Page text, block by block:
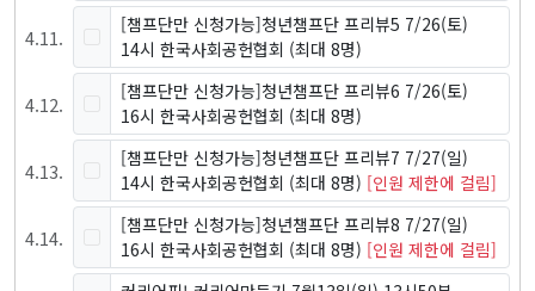
4.11.
[챔프단만 신청가능]청년챔프단 프리뷰5 7/26(토)
14시 한국사회공헌협회 (최대 8명)
4.12.
[챔프단만 신청가능]청년챔프단 프리뷰6 7/26(토)
16시 한국사회공헌협회 (최대 8명)
4.13.
[챔프단만 신청가능]청년챔프단 프리뷰7 7/27(일)
14시 한국사회공헌협회 (최대 8명) [인원 제한에 걸림]
4.14.
[챔프단만 신청가능]청년챔프단 프리뷰8 7/27(일)
16시 한국사회공헌협회 (최대 8명) [인원 제한에 걸림]